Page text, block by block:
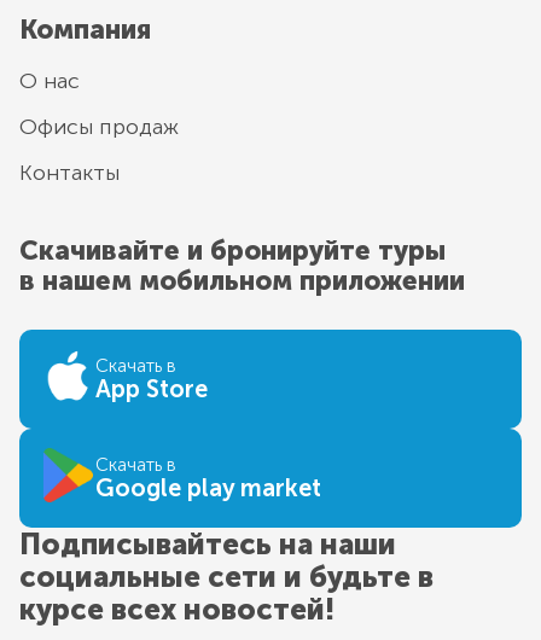
Компания
О нас
Офисы продаж
Контакты
Скачивайте и бронируйте туры
в нашем мобильном приложении
Скачать в
App Store
Скачать в
Google play market
Подписывайтесь на наши
социальные сети и будьте в
курсе всех новостей!